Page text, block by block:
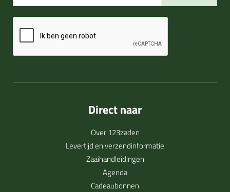
Direct naar
Over 123zaden
Levertijd en verzendinformatie
Zaaihandleidingen
Agenda
Cadeaubonnen